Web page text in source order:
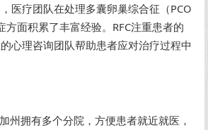
医疗团队在处理多囊卵巢综合征（PCO
方面积累了丰富经验。RFC注重患者的
心理咨询团队帮助患者应对治疗过程中
州拥有多个分院，方便患者就近就医，